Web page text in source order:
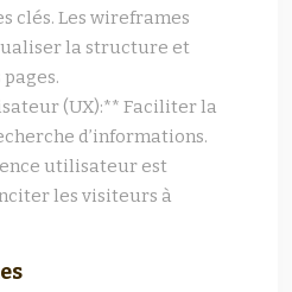
clés. Les wireframes
la structure et
(UX):** Faciliter la
d’informations.
utilisateur est
les visiteurs à